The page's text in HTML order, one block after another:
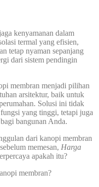
kenyamanan dalam
termal yang efisien,
tetap nyaman sepanjang
dari sistem pendingin
membran menjadi pilihan
arsitektur, baik untuk
Solusi ini tidak
yang tinggi, tetapi juga
bangunan Anda.
dari kanopi membran
memesan, Harga
apakah itu?
membran?